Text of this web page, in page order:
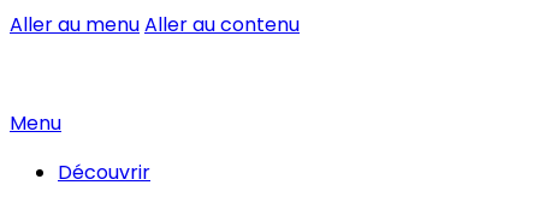
Aller au menuAller au contenu
Menu
Découvrir